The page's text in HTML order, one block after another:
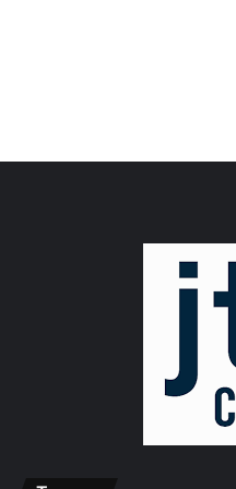
График за миенето на пловдивските улици от 10 до 14 август